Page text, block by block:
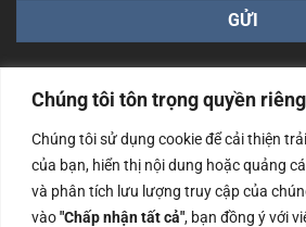
Chúng tôi tôn trọng quyền
Chúng tôi sử dụng cookie để cải thiện
của bạn, hiển thị nội dung hoặc quảng
và phân tích lưu lượng truy cập của
vào"Chấp nhận tất cả", bạn đồng ý với
Công ty TNHH Nam Bình Xương - Số
cấp ngày 14/06/2019 bởi Sở Kế
Nội